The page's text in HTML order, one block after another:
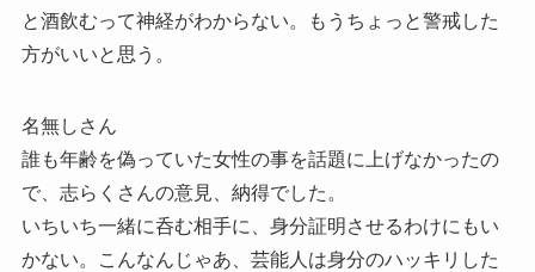
と酒飲むって神経がわからない。もうちょっと警戒した
方がいいと思う。
名無しさん
誰も年齢を偽っていた女性の事を話題に上げなかったの
で、志らくさんの意見、納得でした。
いちいち一緒に呑む相手に、身分証明させるわけにもい
かない。こんなんじゃあ、芸能人は身分のハッキリした